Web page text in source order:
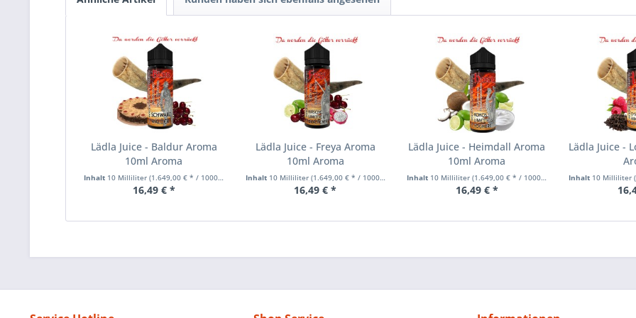
Lädla Juice - Baldur Aroma
10ml Aroma
Inhalt 10 Milliliter (1.649,00 € * / 1000 Milliliter)
16,49 € *
Lädla Juice - Freya Aroma
10ml Aroma
Inhalt 10 Milliliter (1.649,00 € * / 1000 Milliliter)
16,49 € *
Lädla Juice - Heimdall Aroma
10ml Aroma
Inhalt 10 Milliliter(1.649,00 € * / 1000 Milliliter)
16,49 € *
Lädla Juice -
Inhalt 10 Milliliter